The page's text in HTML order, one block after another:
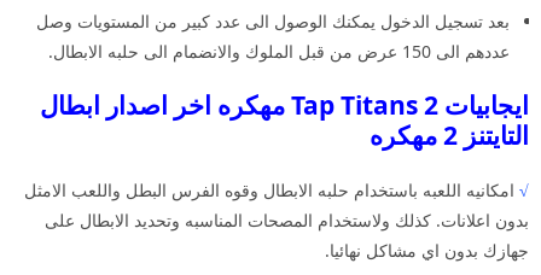
بعد تسجيل الدخول يمكنك الوصول الى عدد كبير من المستويات وصل
عددهم الى 150 عرض من قبل الملوك والانضمام الى حلبه الابطال.
ايجابيات Tap Titans 2 مهكره اخر اصدار ابطال
التايتنز 2 مهكره
√ امكانيه اللعبه باستخدام حلبه الابطال وقوه الفرس البطل واللعب الامثل
بدون اعلانات. كذلك ولاستخدام المصحات المناسبه وتحديد الابطال على
جهازك بدون اي مشاكل نهائيا.